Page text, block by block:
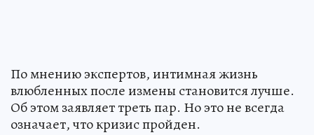
По мнению экспертов, интимная жизнь
влюбленных после измены становится лучше.
Об этом заявляет треть пар. Но это не всегда
означает, что кризис пройден.